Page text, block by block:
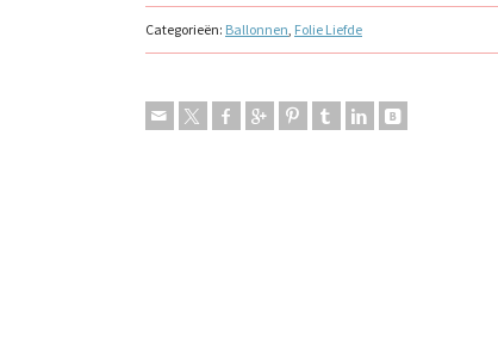
Categorieën: Ballonnen Folie Liefde